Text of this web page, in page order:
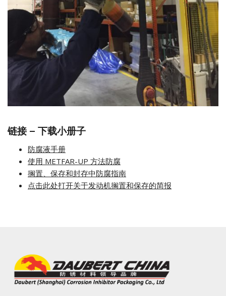
链接 – 下载小册子
防腐液手册
使用 METFAR-UP 方法防腐
搁置、保存和封存中防腐指南
点击此处打开关于发动机搁置和保存的简报